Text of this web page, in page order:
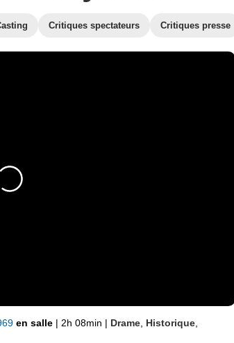
Critiques spectateurs Critiques presse
en salle | 2h 08min | Drame Historique